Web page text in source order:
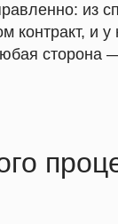
из
контракт, и
сторона